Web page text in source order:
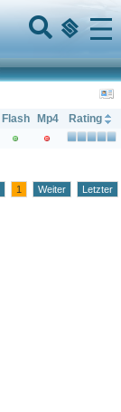
Menu
Flash Mp4
Rating
1 Weiter Letzter